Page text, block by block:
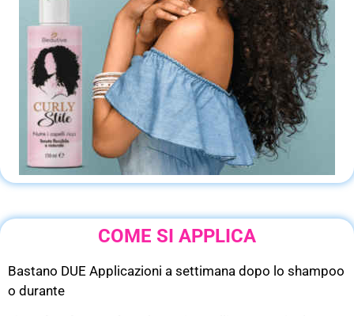
COME SI APPLICA
Bastano DUE Applicazioni a settimana dopo lo shampoo
o durante